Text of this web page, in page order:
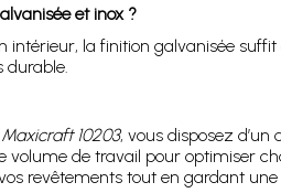
et inox ?
intérieur, la finition galvanisée
durable.
Maxicraft 10203, vous disposez
de travail pour optimiser
revêtements tout en gardant une